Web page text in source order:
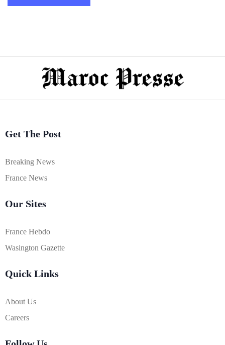
Get The Post
Breaking News
France News
Our Sites
France Hebdo
Wasington Gazette
Quick Links
About Us
Careers